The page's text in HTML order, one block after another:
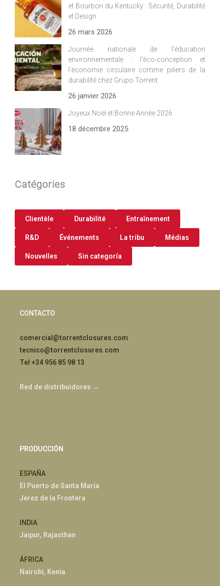
et Bourbon du Kentucky : Sécurité, Durabilité
et Design
26 mars 2026
Journée nationale de l’éducation
environnementale : l’éco-conception et
l’économie circulaire comme piliers de la
durabilité chez Grupo Torrent
26 janvier 2026
Joyeux Noël et Bonne Année 2026
18 décembre 2025
Catégories
Clientèle Durabilité Entraînement
R&D Événements La tribu Médias
Nouvelles Sin categoría
CONTACTO
comercial@torrentclosures.com
tecnico@torrentclosures.com
Tel +34 956 85 98 13
Red de distribuidores →
PRODUCCIÓN
ESPAÑA
El Puerto de Santa María
Jerez de la Frontera
INDIA
Jaipur, Rajasthan
ÁFRICA
Nairobi, Kenia